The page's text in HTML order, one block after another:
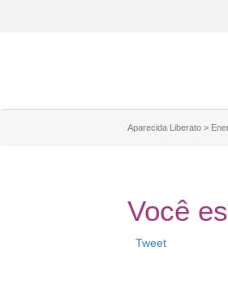
Aparecida Liberato >
Você
Tweet